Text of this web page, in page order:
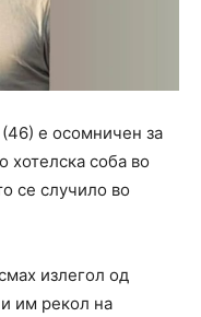
е осомничен за
хотелска соба во
се случило во
излегол од
и им рекол на